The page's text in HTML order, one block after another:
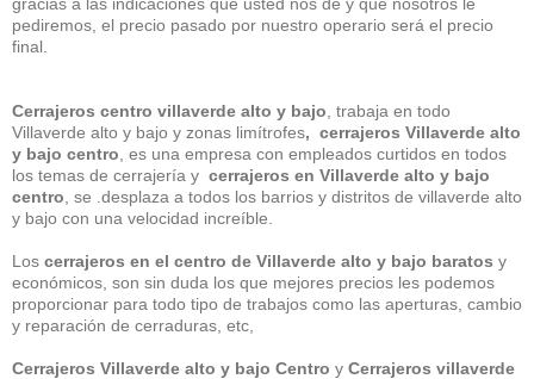
gracias a las indicaciones que usted nos de y que nosotros le
pediremos, el precio pasado por nuestro operario será el precio
final.
Cerrajeros centro villaverde alto y bajo , trabaja en todo
Villaverde alto y bajo y zonas limítrofes, cerrajeros Villaverde alto
y bajo centro , es una empresa con empleados curtidos en todos
los temas de cerrajería y cerrajeros en Villaverde alto y bajo
centro , se .desplaza a todos los barrios y distritos de villaverde alto
y bajo con una velocidad increíble.
Los cerrajeros en el centro de Villaverde alto y bajo baratos y
económicos, son sin duda los que mejores precios les podemos
proporcionar para todo tipo de trabajos como las aperturas, cambio
y reparación de cerraduras, etc,
Cerrajeros Villaverde alto y bajo Centro y Cerrajeros villaverde